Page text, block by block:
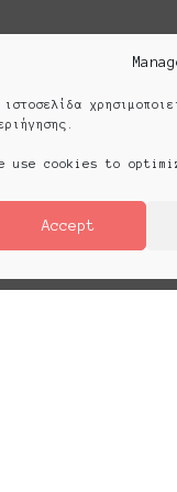
ιστοσελίδα
use cookies to
Accept